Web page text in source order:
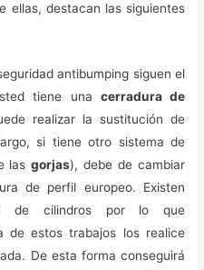
ellas, destacan las siguientes
antibumping siguen el
tiene una cerradura de
realizar la sustitución de
si tiene otro sistema de
lasgorjas), debe de cambiar
de perfil europeo. Existen
de cilindros por lo que
de estos trabajos los realice
De esta forma conseguirá